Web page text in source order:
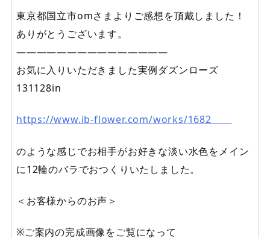
東京都国立市omさまよりご感想を頂戴しました！
ありがとうございます。
———————————————
お気に入りいただきました実例ダズンローズ
131128in
https://www.ib-flower.com/works/1682
のような感じでお相手がお好きな淡い水色をメイン
に12輪のバラでおつくりいたしました。
＜お客様からのお声＞
※ご案内の完成画像をご覧になって